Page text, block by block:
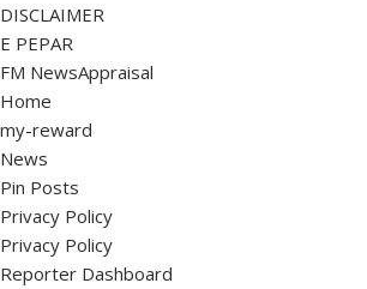
DISCLAIMER
E PEPAR
FM NewsAppraisal
Home
my-reward
News
Pin Posts
Privacy Policy
Privacy Policy
Reporter Dashboard